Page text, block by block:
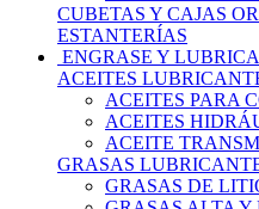
CUBETAS Y CAJAS
ESTANTERÍAS
ENGRASE Y
ACEITES
ACEITES PARA
ACEITES
ACEITE
GRASAS
GRASAS DE